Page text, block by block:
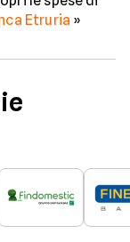
Etruria »